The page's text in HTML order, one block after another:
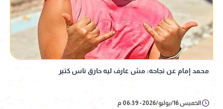
محمد إمام عن نجاحه: مش عارف ليه حارق ناس كتير
الخميس 16/يوليو/2026 - 06:39 م